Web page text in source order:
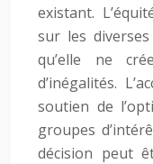
existant.
sur les
qu’elle ne
d’inégalités.
soutien de
groupes
décision peut